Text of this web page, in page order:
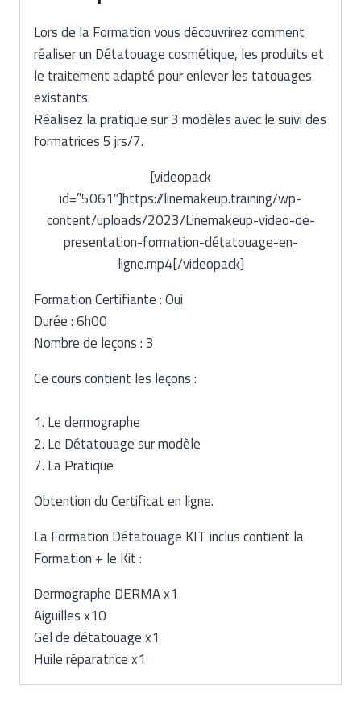
Lors de la Formation vous découvrirez comment
réaliser un Détatouage cosmétique, les produits et
le traitement adapté pour enlever les tatouages
existants.
Réalisez la pratique sur 3 modèles avec le suivi des
formatrices 5 jrs/7.
[videopack
id=”5061″]https://linemakeup.training/wp-
content/uploads/2023/Linemakeup-video-de-
presentation-formation-détatouage-en-
ligne.mp4[/videopack]
Formation Certifiante : Oui
Durée : 6h00
Nombre de leçons : 3
Ce cours contient les leçons :
1. Le dermographe
2. Le Détatouage sur modèle
7. La Pratique
Obtention du Certificat en ligne.
La Formation Détatouage KIT inclus contient la
Formation + le Kit :
Dermographe DERMA x1
Aiguilles x10
Gel de détatouage x1
Huile réparatrice x1